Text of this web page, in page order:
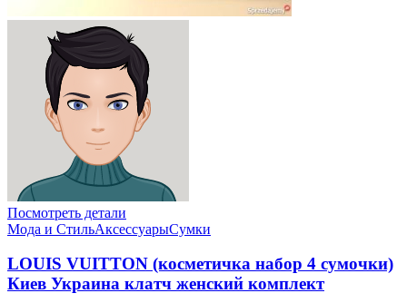
Посмотреть детали
Мода и СтильАксессуарыСумки
LOUIS VUITTON (косметичка набор 4 сумочки)
Киев Украина клатч женский комплект